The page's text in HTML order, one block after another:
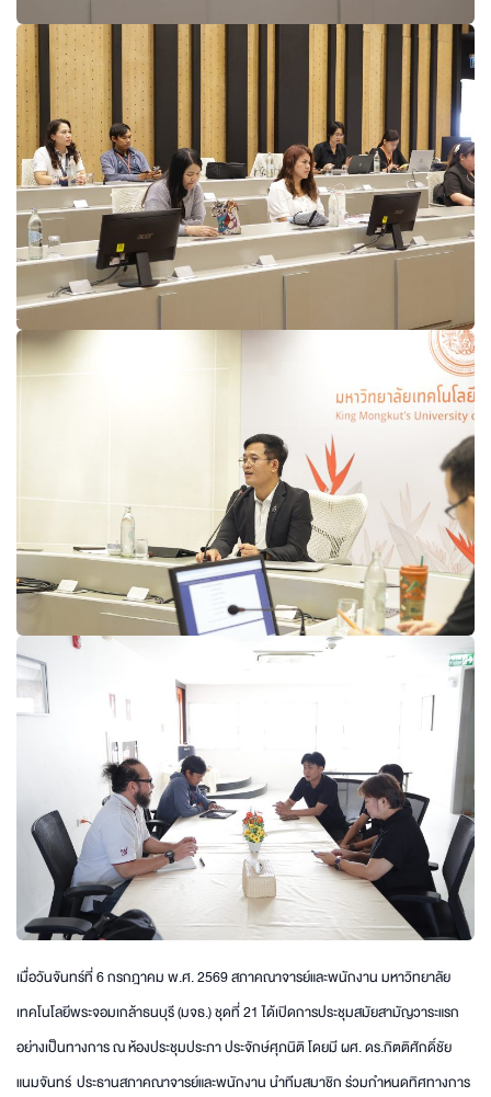
เมื่อวันจันทร์ที่ 6 กรกฎาคม พ.ศ. 2569 สภาคณาจารย์และพนักงาน มหาวิทยาลัย
เทคโนโลยีพระจอมเกล้าธนบุรี (มจธ.) ชุดที่ 21 ได้เปิดการประชุมสมัยสามัญวาระแรก
อย่างเป็นทางการ ณ ห้องประชุมประภา ประจักษ์ศุภนิติ โดยมี ผศ. ดร.กิตติศักดิ์ชัย
แนมจันทร์ ประธานสภาคณาจารย์และพนักงาน นำทีมสมาชิก ร่วมกำหนดทิศทางการ